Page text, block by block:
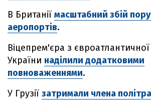
В Британії масштабний збій
аеропортів.
Віцепрем'єра з євроатлантичної
України наділили додатковими
повноваженнями.
У Грузії затримали члена